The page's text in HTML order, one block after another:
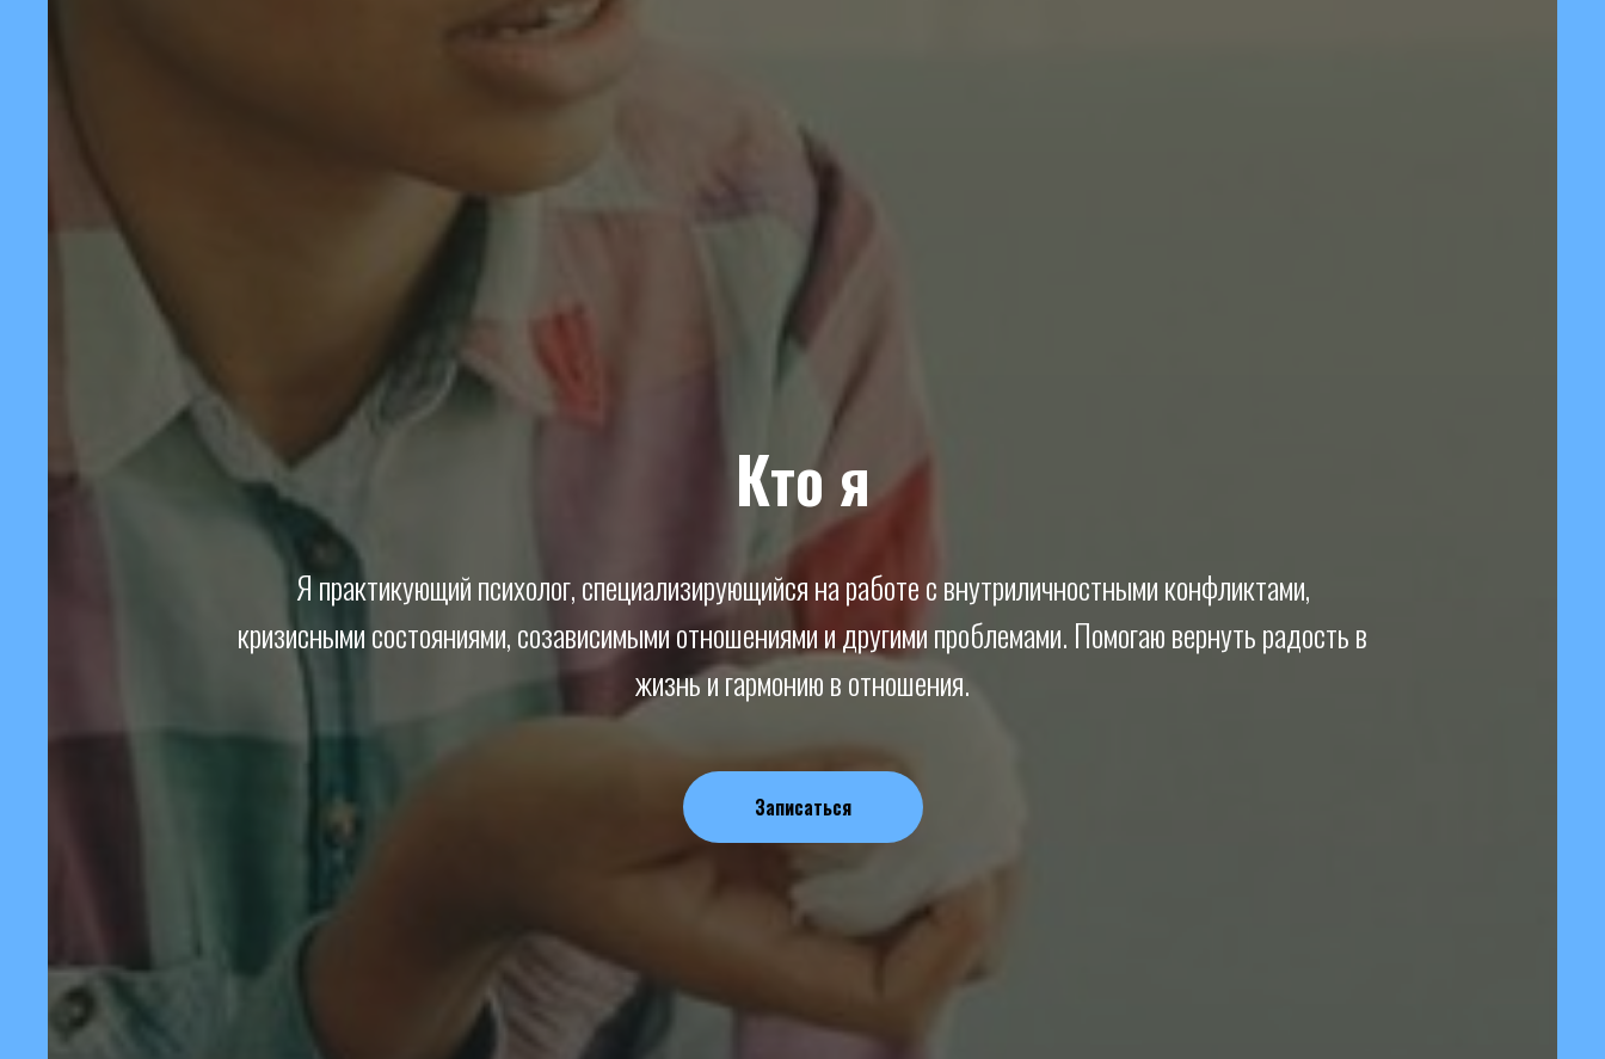
Кто я
Я практикующий психолог, специализирующийся на работе с внутриличностными конфликтами,
кризисными состояниями, созависимыми отношениями и другими проблемами. Помогаю вернуть радость в
жизнь и гармонию в отношения.
Записаться